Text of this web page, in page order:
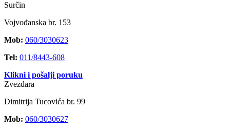
Surčin
Vojvođanska br. 153
Mob: 060/3030623
Tel: 011/8443-608
Klikni i pošalji poruku
Zvezdara
Dimitrija Tucovića br. 99
Mob: 060/3030627